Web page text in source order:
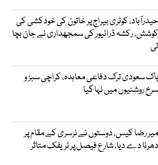
حیدرآباد، کوٹری بیراج پر خاتون کی خودکشی کی
کوشش، رکشہ ڈرائیور کی سمجھداری نے جان بچا
لی
پاک سعودی ترک دفاعی معاہدہ، کراچی سبز و
سرخ روشنیوں میں نہا گیا
میر رضا کیس، دوستوں نے نرسری کے مقام پر
دھرنا دے دیا، شارع فیصل پر ٹریفک متاثر